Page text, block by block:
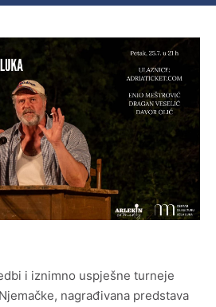
umjetnika u Veloj Luci
„Oliver Dragojević“
i iznimno uspješne turneje
nagrađivana predstava